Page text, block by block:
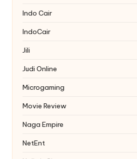
Indo Cair
IndoCair
Jili
Judi Online
Microgaming
Movie Review
Naga Empire
NetEnt